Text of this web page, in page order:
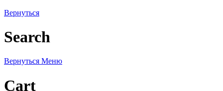
Вернуться
Search
Вернуться Меню
Cart